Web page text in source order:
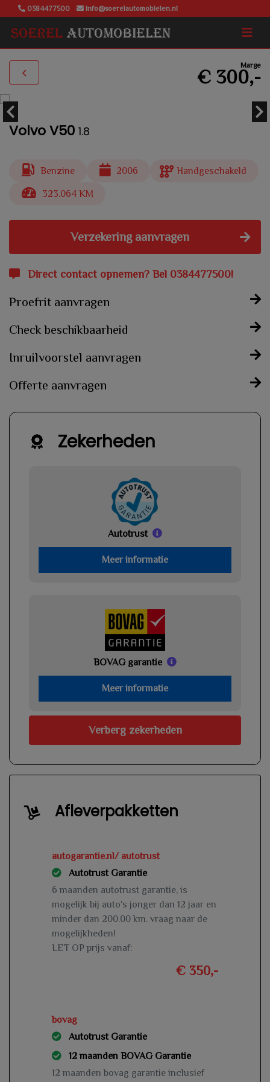
0384477500 info@soerelautomobielen.nl
Marge
€ 300,-
Volvo V50 1.8
Benzine 2006 Handgeschakeld
323.064 KM
Verzekering aanvragen
Direct contact opnemen? Bel 0384477500!
Proefrit aanvragen
Check beschikbaarheid
Inruilvoorstel aanvragen
Offerte aanvragen
Zekerheden
Autotrust
Meer informatie
BOVAG garantie
Meer informatie
Verberg zekerheden
Afleverpakketten
autogarantie.nl/ autotrust
Autotrust Garantie
6 maanden autotrust garantie, is
mogelijk bij auto's jonger dan 12 jaar en
minder dan 200.00 km. vraag naar de
mogelijkheden!
LET OP prijs vanaf:
€ 350,-
bovag
Autotrust Garantie
12 maanden BOVAG Garantie
12 maanden bovag garantie inclusief